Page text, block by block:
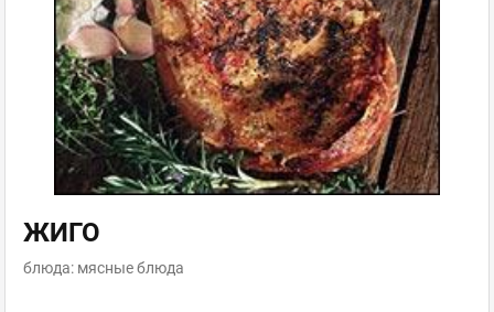
ЖИГО
блюда: мясные блюда